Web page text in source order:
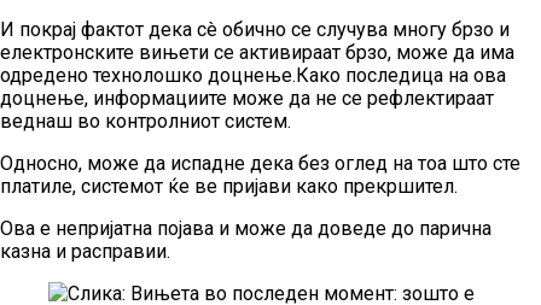
И покрај фактот дека сè обично се случува многу брзо и
електронските вињети се активираат брзо, може да има
одредено технолошко доцнење.Како последица на ова
доцнење, информациите може да не се рефлектираат
веднаш во контролниот систем.
Односно, може да испадне дека без оглед на тоа што сте
платиле, системот ќе ве пријави како прекршител.
Ова е непријатна појава и може да доведе до парична
казна и расправии.